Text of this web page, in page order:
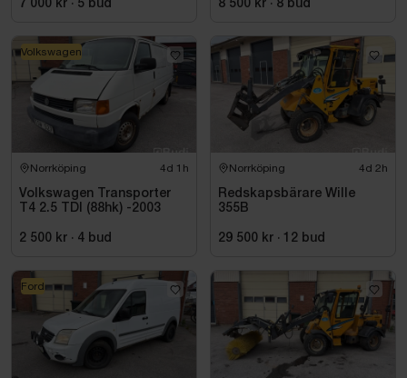
7 000 kr · 5 bud
8 500 kr · 8 bud
Norrköping 4d 1h
Volkswagen Transporter
T4 2.5 TDI (88hk) -2003
2 500 kr · 4 bud
Volkswagen
Norrköping 4d 2h
Redskapsbärare Wille
355B
29 500 kr · 12 bud
Ford